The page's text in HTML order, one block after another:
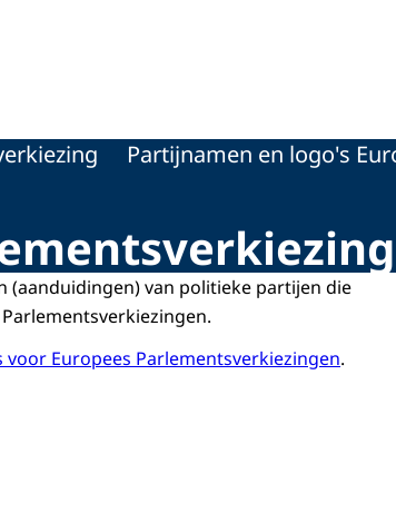
Partijnamen en logo's
(aanduidingen) van politieke partijen die
Europees Parlementsverkiezingen.